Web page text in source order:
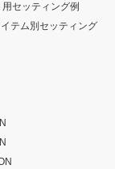
セッティング例
テム別セッティング